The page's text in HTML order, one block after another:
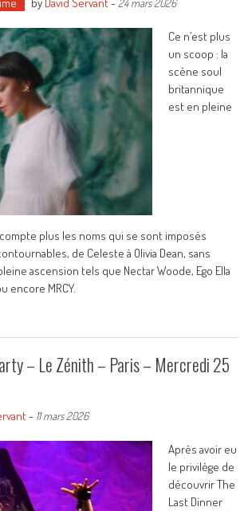
24 mars 2026
Ce n’est plus
un scoop : la
scène soul
britannique
est en pleine
plus les noms qui se sont imposés
de Celeste à Olivia Dean, sans
ascension tels que Nectar Woode, Ego Ella
encore MRCY.
– Le Zénith – Paris – Mercredi 25
- 11 mars 2026
Après avoir eu
le privilège de
découvrir The
Last Dinner